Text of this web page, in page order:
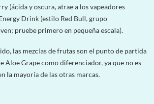
(ácida y oscura, atrae a los vapeadores
Drink (estilo Red Bull, grupo
pruebe primero en pequeña escala).
las mezclas de frutas son el punto de partida
Aloe Grape como diferenciador, ya que no es
la mayoría de las otras marcas.